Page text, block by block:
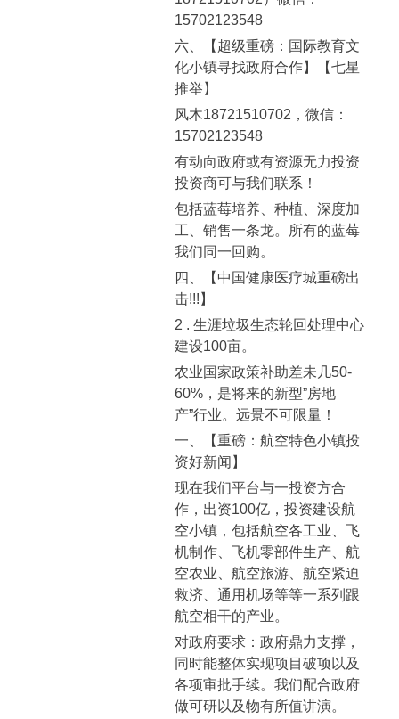
15702123548
六、【超级重磅：国际教育文
化小镇寻找政府合作】【七星
推举】
风木18721510702，微信：
15702123548
有动向政府或有资源无力投资
投资商可与我们联系！
包括蓝莓培养、种植、深度加
工、销售一条龙。所有的蓝莓
我们同一回购。
四、【中国健康医疗城重磅出
击!!!】
2 . 生涯垃圾生态轮回处理中心
建设100亩。
农业国家政策补助差未几50-
60%，是将来的新型”房地
产”行业。远景不可限量！
一、【重磅：航空特色小镇投
资好新闻】
现在我们平台与一投资方合
作，出资100亿，投资建设航
空小镇，包括航空各工业、飞
机制作、飞机零部件生产、航
空农业、航空旅游、航空紧迫
救济、通用机场等等一系列跟
航空相干的产业。
对政府要求：政府鼎力支撑，
同时能整体实现项目破项以及
各项审批手续。我们配合政府
做可研以及物有所值讲演。